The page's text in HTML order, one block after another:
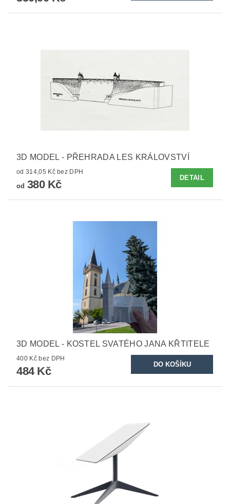
3D MODEL - PŘEHRADA LES KRÁLOVSTVÍ
od 314,05 Kč bez DPH
od 380 Kč
DETAIL
3D MODEL - KOSTEL SVATÉHO JANA KŘTITELE
400 Kč bez DPH
484 Kč